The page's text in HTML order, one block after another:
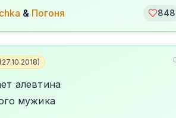
& Погоня 848
(27.10.2018)
алевтина
мужика